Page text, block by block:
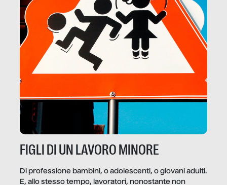
FIGLI DI UN LAVORO MINORE
Di professione bambini, o adolescenti, o giovani adulti.
E, allo stesso tempo, lavoratori, nonostante non